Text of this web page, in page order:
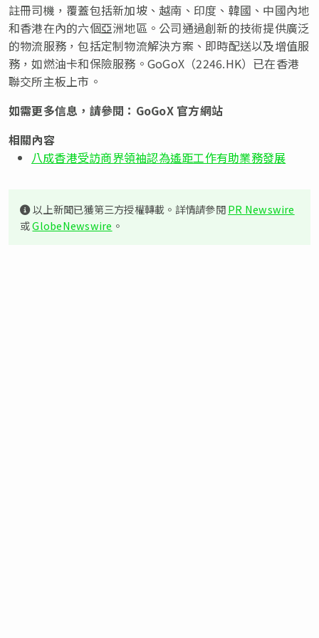
註冊司機，覆蓋包括新加坡、越南、印度、韓國、中國內地
和香港在內的六個亞洲地區。公司通過創新的技術提供廣泛
的物流服務，包括定制物流解決方案、即時配送以及增值服
務，如燃油卡和保險服務。GoGoX（2246.HK）已在香港
聯交所主板上市。
如需更多信息，請參閱： GoGoX 官方網站
相關內容
八成香港受訪商界領袖認為遙距工作有助業務發展
以上新聞已獲第三方授權轉載。詳情請參閱PR Newswire
或GlobeNewswire 。